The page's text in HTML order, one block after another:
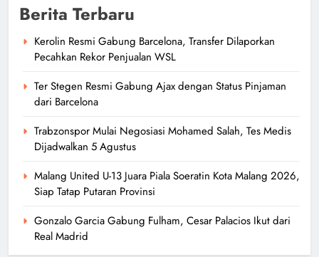
Berita Terbaru
Kerolin Resmi Gabung Barcelona, Transfer Dilaporkan
Pecahkan Rekor Penjualan WSL
Ter Stegen Resmi Gabung Ajax dengan Status Pinjaman
dari Barcelona
Trabzonspor Mulai Negosiasi Mohamed Salah, Tes Medis
Dijadwalkan 5 Agustus
Malang United U-13 Juara Piala Soeratin Kota Malang 2026,
Siap Tatap Putaran Provinsi
Gonzalo Garcia Gabung Fulham, Cesar Palacios Ikut dari
Real Madrid